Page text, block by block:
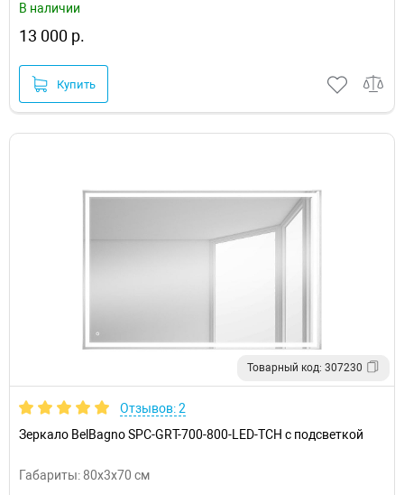
В наличии
13 000 р.
Купить
Товарный код: 307230
Отзывов: 2
Зеркало BelBagno SPC-GRT-700-800-LED-TCH с подсветкой
Габариты: 80x3x70 см